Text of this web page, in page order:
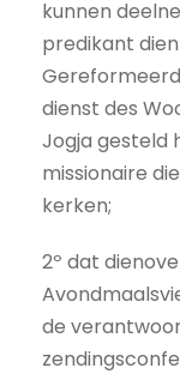
kunnen
predikant
dienst des
Jogja gesteld
missionaire
kerken;
2º dat
de